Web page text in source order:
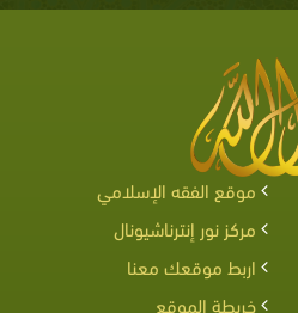
موقع الفقه الإسلامي
مركز نور إنترناشيونال
اربط موقعك معنا
خريطة الموقع